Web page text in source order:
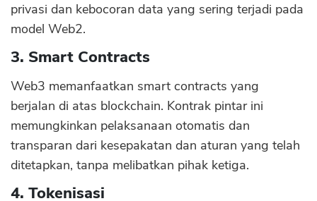
privasi dan kebocoran data yang sering terjadi pada
model Web2.
3. Smart Contracts
Web3 memanfaatkan smart contracts yang
berjalan di atas blockchain. Kontrak pintar ini
memungkinkan pelaksanaan otomatis dan
transparan dari kesepakatan dan aturan yang telah
ditetapkan, tanpa melibatkan pihak ketiga.
4. Tokenisasi